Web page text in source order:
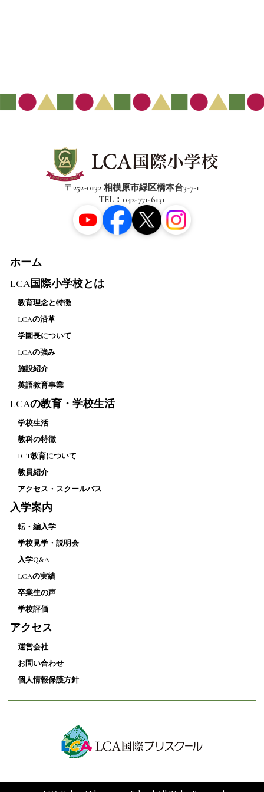
〒252-0132 相模原市緑区橋本台3-7-1
TEL：042-771-6131
ホーム
LCA国際小学校とは
教育理念と特徴
LCAの沿革
学園長について
LCAの強み
施設紹介
英語教育事業
LCAの教育・学校生活
学校生活
教科の特徴
ICT教育について
教員紹介
アクセス・スクールバス
入学案内
転・編入学
学校見学・説明会
入学Q&A
LCAの実績
卒業生の声
学校評価
アクセス
運営会社
お問い合わせ
個人情報保護方針